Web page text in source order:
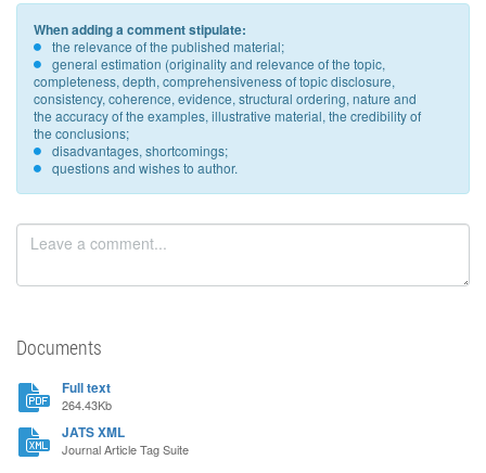
When adding a comment stipulate:
the relevance of the published material;
general estimation (originality and relevance of the topic,
completeness, depth, comprehensiveness of topic disclosure,
consistency, coherence, evidence, structural ordering, nature and
the accuracy of the examples, illustrative material, the credibility of
the conclusions;
disadvantages, shortcomings;
questions and wishes to author.
Documents
Full text
264.43Kb
JATS XML
Journal Article Tag Suite